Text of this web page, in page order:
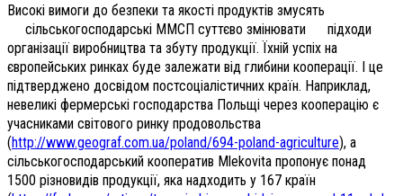
Високі вимоги до безпеки та якості продуктів змусять
сільськогосподарські ММСП суттєво змінювати підходи
організації виробництва та збуту продукції. Їхній успіх на
європейських ринках буде залежати від глибини кооперації. І це
підтверджено досвідом постсоціалістичних країн. Наприклад,
невеликі фермерські господарства Польщі через кооперацію є
учасниками світового ринку продовольства
(http://www.geograf.com.ua/poland/694-poland-agriculture), а
сільськогосподарський кооператив Mlekovita пропонує понад
1500 різновидів продукції, яка надходить у 167 країн